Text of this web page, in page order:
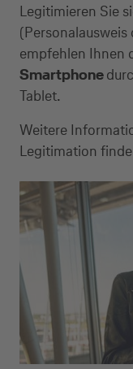
Legitimieren Sie
empfehlen Ihnen
Smartphone
Tablet.
Weitere
Legitimation